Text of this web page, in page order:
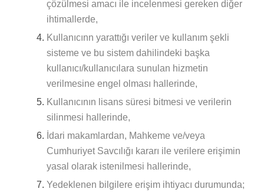
çözülmesi amacı ile incelenmesi gereken diğer
ihtimallerde,
Kullanıcınn yarattığı veriler ve kullanım şekli
sisteme ve bu sistem dahilindeki başka
kullanıcı/kullanıcılara sunulan hizmetin
verilmesine engel olması hallerinde,
Kullanıcının lisans süresi bitmesi ve verilerin
silinmesi hallerinde,
İdari makamlardan, Mahkeme ve/veya
Cumhuriyet Savcılığı kararı ile verilere erişimin
yasal olarak istenilmesi hallerinde,
Yedeklenen bilgilere erişim ihtiyacı durumunda;